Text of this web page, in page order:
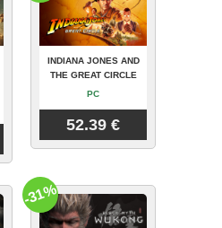
INDIANA JONES AND
THE GREAT CIRCLE
PC
52.39 €
-31%